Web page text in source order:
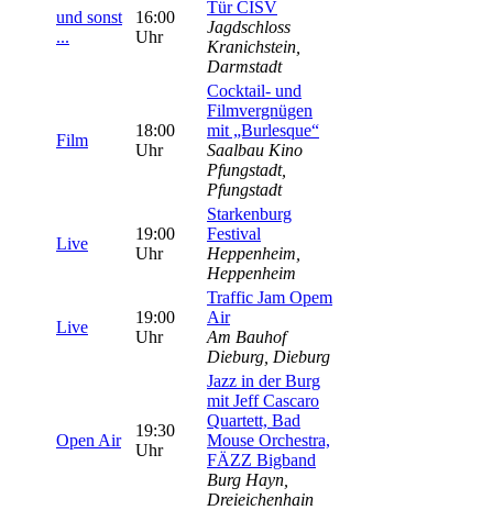
und sonst
...
16:00
Uhr
Tür CISV
Jagdschloss
Kranichstein,
Darmstadt
Film
18:00
Uhr
Cocktail- und
Filmvergnügen
mit „Burlesque“
Saalbau Kino
Pfungstadt,
Pfungstadt
Live
19:00
Uhr
Starkenburg
Festival
Heppenheim,
Heppenheim
Live
19:00
Uhr
Traffic Jam Opem
Air
Am Bauhof
Dieburg, Dieburg
Open Air
19:30
Uhr
Jazz in der Burg
mit Jeff Cascaro
Quartett, Bad
Mouse Orchestra,
FÄZZ Bigband
Burg Hayn,
Dreieichenhain